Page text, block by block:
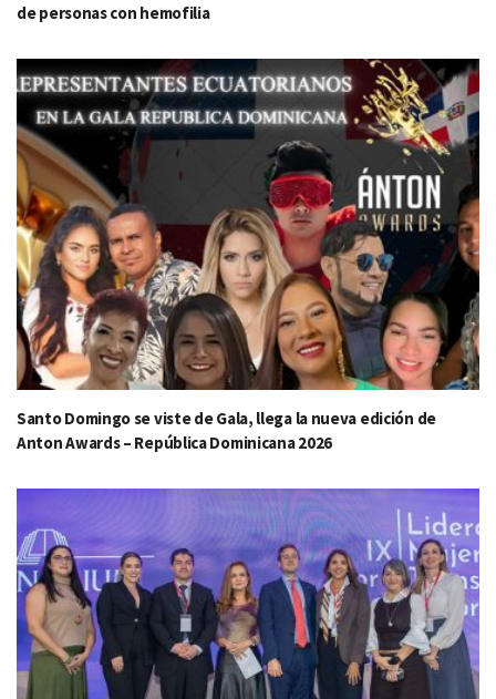
de personas con hemofilia
Santo Domingo se viste de Gala, llega la nueva edición de
Anton Awards – República Dominicana 2026